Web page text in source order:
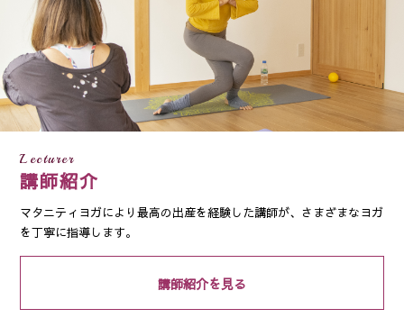
Lecturer
講師紹介
マタニティヨガにより最高の出産を経験した講師が、さまざまなヨガ
を丁寧に指導します。
講師紹介を見る